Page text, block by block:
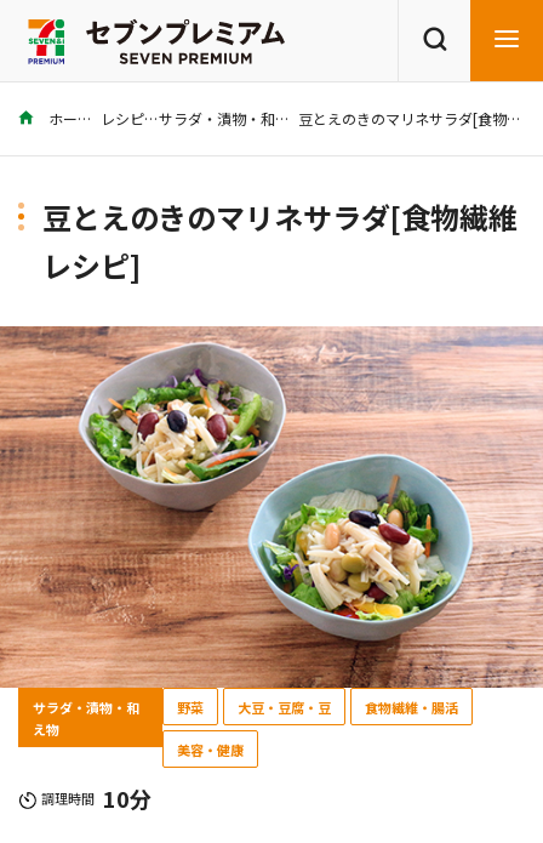
商品を探す レシピを探す
ホーム レシピ サラダ・漬物・和え物 豆とえのきのマリネサラダ[食物繊維レシピ]
豆とえのきのマリネサラダ[食物繊維
レシピ]
サラダ・漬物・和
え物
野菜 大豆・豆腐・豆 食物繊維・腸活
美容・健康
調理時間 10分